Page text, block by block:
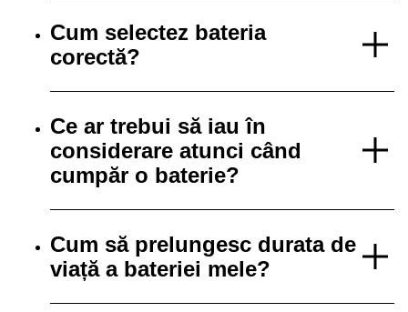
Cum selectez bateria
corectă?
Ce ar trebui să iau în
considerare atunci când
cumpăr o baterie?
Cum să prelungesc durata de
viață a bateriei mele?